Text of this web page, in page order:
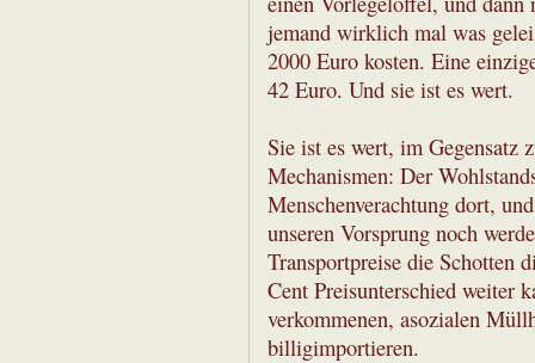
jemand wirklich mal was
2000 Euro kosten. Eine
42 Euro. Und sie ist es wert.
Sie ist es wert, im Gegensatz
Mechanismen: Der
Menschenverachtung dort,
unseren Vorsprung noch
Transportpreise die Schotten
Cent Preisunterschied weiter
verkommenen, asozialen
billigimportieren.